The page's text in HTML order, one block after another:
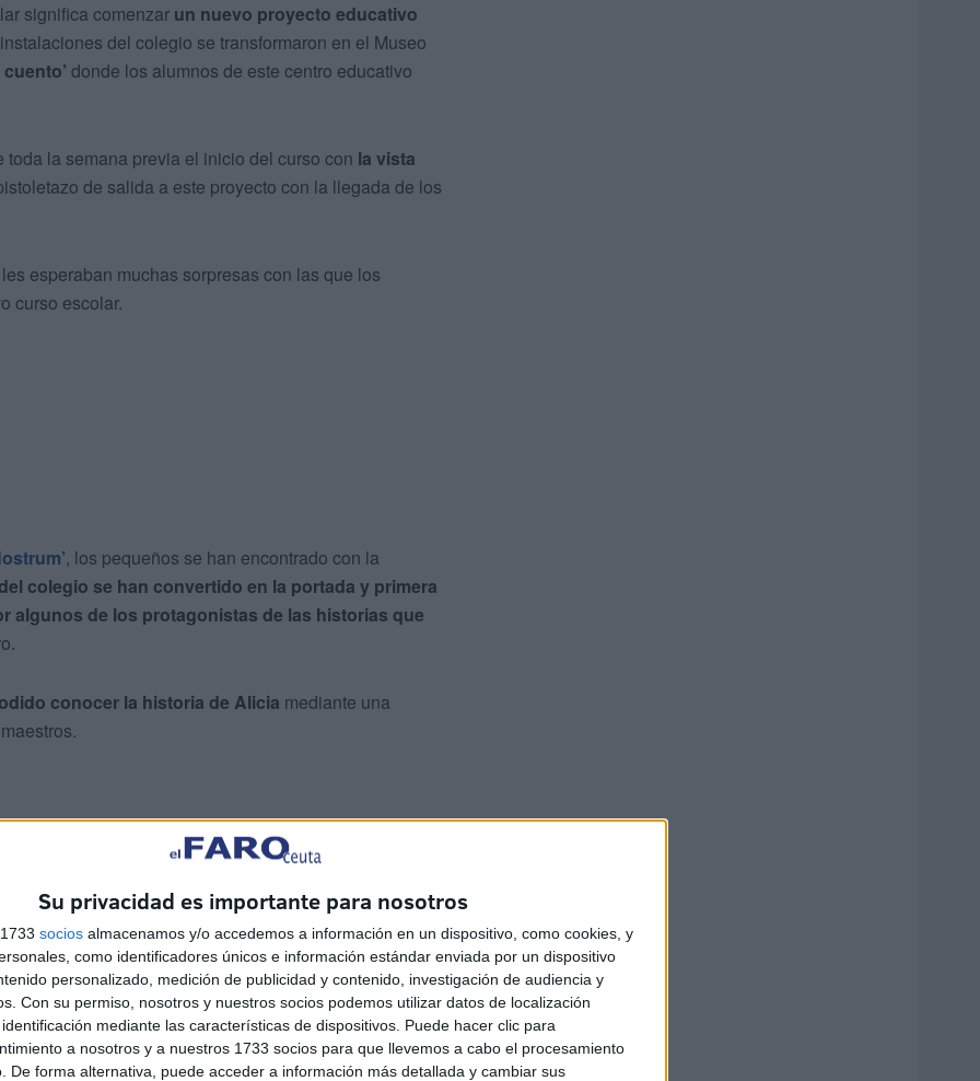
Su privacidad es importante para nosotros
socios almacenamos y/o accedemos a información en un dispositivo, como cookies, y
como identificadores únicos e información estándar enviada por un dispositivo
personalizado, medición de publicidad y contenido, investigación de audiencia y
Con su permiso, nosotros y nuestros socios podemos utilizar datos de localización
mediante las características de dispositivos. Puede hacer clic para
a nosotros y a nuestros 1733 socios para que llevemos a cabo el procesamiento
De forma alternativa, puede acceder a información más detallada y cambiar sus
significa comenzar un nuevo proyecto educativo
del colegio se transformaron en el Museo
donde los alumnos de este centro educativo
la semana previa el inicio del curso con la vista
de salida a este proyecto con la llegada de los
esperaban muchas sorpresas con las que los
curso escolar.
, los pequeños se han encontrado con la
colegio se han convertido en la portada y primera
algunos de los protagonistas de las historias que
conocer la historia de Alicia mediante una
que se pasaba el día jugando a la consola, pero las
lugares mágicos e historias inolvidables
. Comenzó a leer esos cuentos que tenía olvidados en
extraño en ellos… ¡Un monstruo estaba haciendo